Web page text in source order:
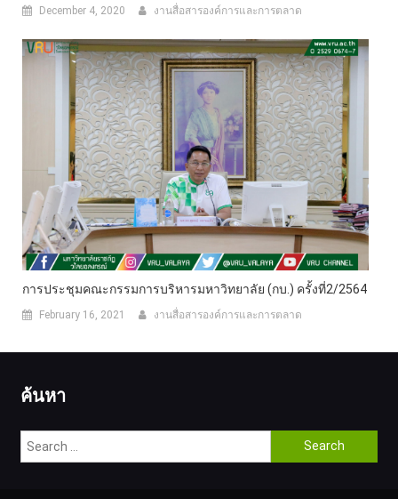
December 4, 2020 งานสื่อสารองค์การและการตลาด
การประชุมคณะกรรมการบริหารมหาวิทยาลัย (กบ.) ครั้งที่2/2564
February 16, 2021 งานสื่อสารองค์การและการตลาด
ค้นหา
Search
for: